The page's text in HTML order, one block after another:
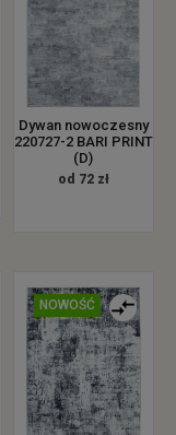
Dywan nowoczesny
220727-2 BARI PRINT
(D)
od 72 zł
NOWOŚĆ